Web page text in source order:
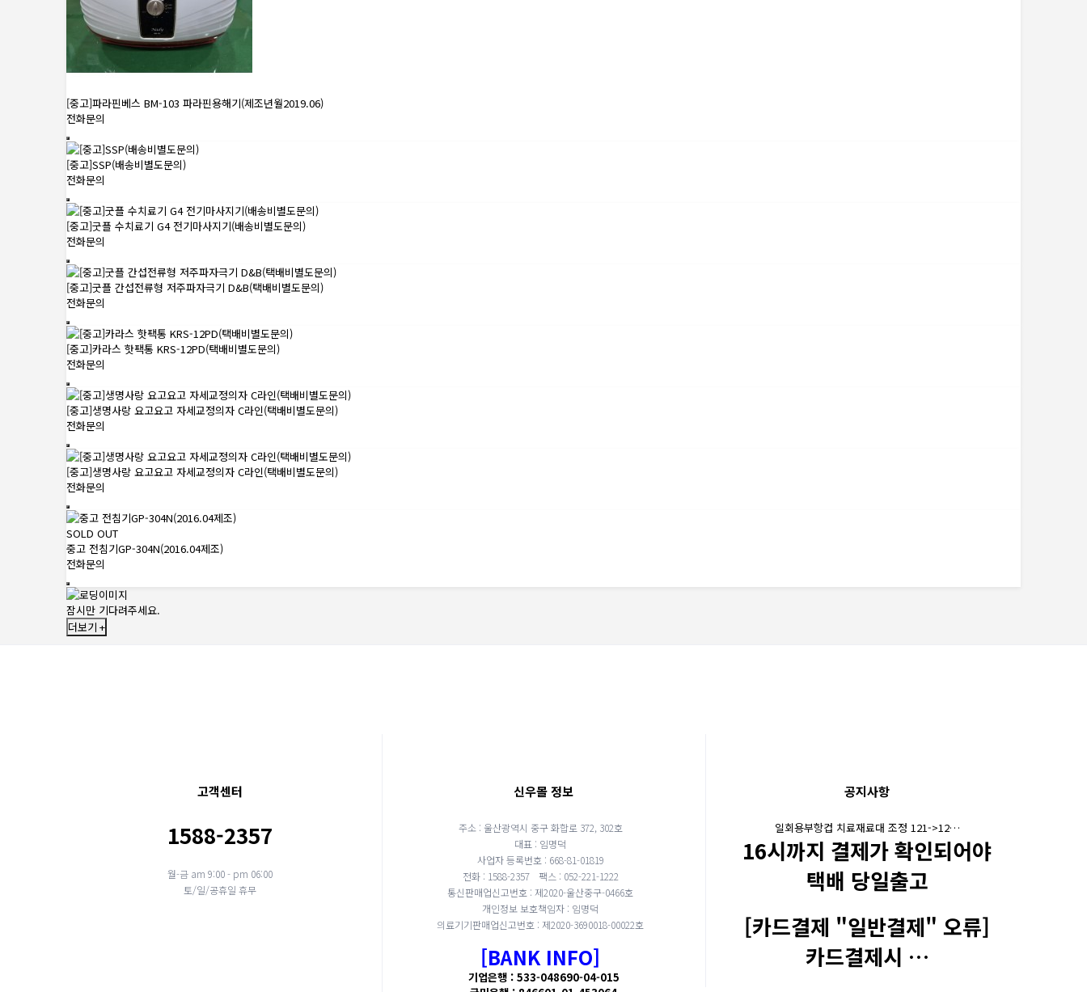
[중고]파라핀베스 BM-103 파라핀용해기(제조년월2019.06)
전화문의
[중고]SSP(배송비별도문의)
전화문의
[중고]굿플 수치료기 G4 전기마사지기(배송비별도문의)
전화문의
[중고]굿플 간섭전류형 저주파자극기 D&B(택배비별도문의)
전화문의
[중고]카라스 핫팩통 KRS-12PD(택배비별도문의)
전화문의
[중고]생명사랑 요고요고 자세교정의자 C라인(택배비별도문의)
전화문의
[중고]생명사랑 요고요고 자세교정의자 C라인(택배비별도문의)
전화문의
SOLD OUT
중고 전침기GP-304N(2016.04제조)
전화문의
잠시만 기다려주세요.
더보기 +
고객센터
1588-2357
월-금 am 9:00 - pm 06:00
토/일/공휴일 휴무
신우몰 정보
주소 : 울산광역시 중구 화합로 372, 302호
대표 : 임명덕
사업자 등록번호 : 668-81-01819
전화 : 1588-2357
팩스 : 052-221-1222
통신판매업신고번호 : 제2020-울산중구-0466호
개인정보 보호책임자 : 임명덕
의료기기판매업신고번호 : 제2020-3690018-00022호
[BANK INFO]
기업은행 : 533-048690-04-015
공지사항
일회용부항컵 치료재료대 조정 121->12…
16시까지 결제가 확인되어야
택배 당일출고
[카드결제 "일반결제" 오류]
카드결제시 …